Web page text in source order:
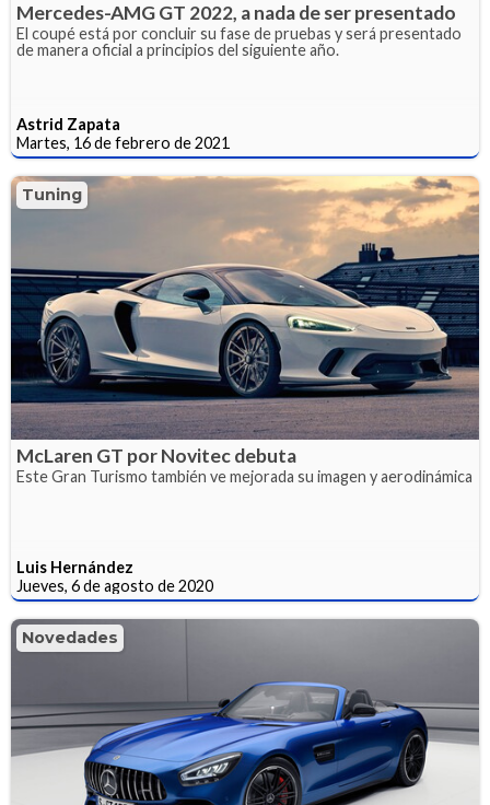
Mercedes-AMG GT 2022, a nada de ser presentado
El coupé está por concluir su fase de pruebas y será presentado
de manera oficial a principios del siguiente año.
Astrid Zapata
Martes, 16 de febrero de 2021
Tuning
McLaren GT por Novitec debuta
Este Gran Turismo también ve mejorada su imagen y aerodinámica
Luis Hernández
Jueves, 6 de agosto de 2020
Novedades